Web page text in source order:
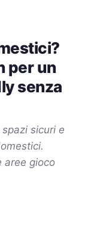
per un
senza
sicuri e
aree gioco